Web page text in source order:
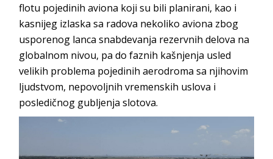
flotu pojedinih aviona koji su bili planirani, kao i
kasnijeg izlaska sa radova nekoliko aviona zbog
usporenog lanca snabdevanja rezervnih delova na
globalnom nivou, pa do faznih kašnjenja usled
velikih problema pojedinih aerodroma sa njihovim
ljudstvom, nepovoljnih vremenskih uslova i
posledičnog gubljenja slotova.